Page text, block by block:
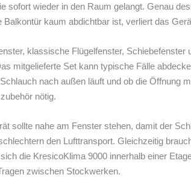
sofort wieder in den Raum gelangt. Genau
kaum abdichtbar ist, verliert das
klassische Flügelfenster,
mitgelieferte Set kann typische Fälle
nach außen läuft und ob die Öffnung
nötig.
sollte nahe am Fenster stehen, damit der
den Lufttransport. Gleichzeitig
die KresicoKlima 9000 innerhalb einer
zwischen Stockwerken.